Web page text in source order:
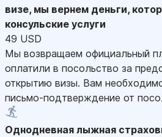
визе, мы вернем деньги,
консульские услуги
49 USD
Мы возвращаем официальный
оплатили в посольство за
открытию визы. Вам
письмо-подтверждение от
Однодневная лыжная